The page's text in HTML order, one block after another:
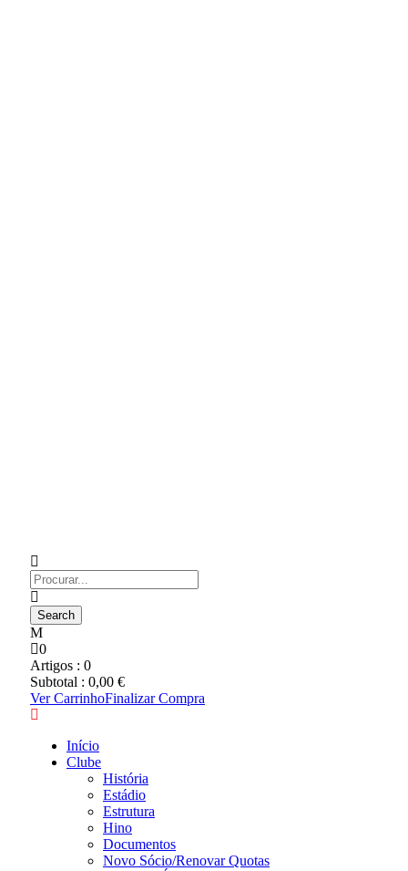
0
Artigos : 0
Subtotal : 0,00 €
Ver CarrinhoFinalizar Compra
Início
Clube
História
Estádio
Estrutura
Hino
Documentos
Novo Sócio/Renovar Quotas